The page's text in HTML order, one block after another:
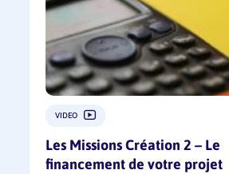
VIDEO
Les Missions Création 2 – Le
financement de votre projet